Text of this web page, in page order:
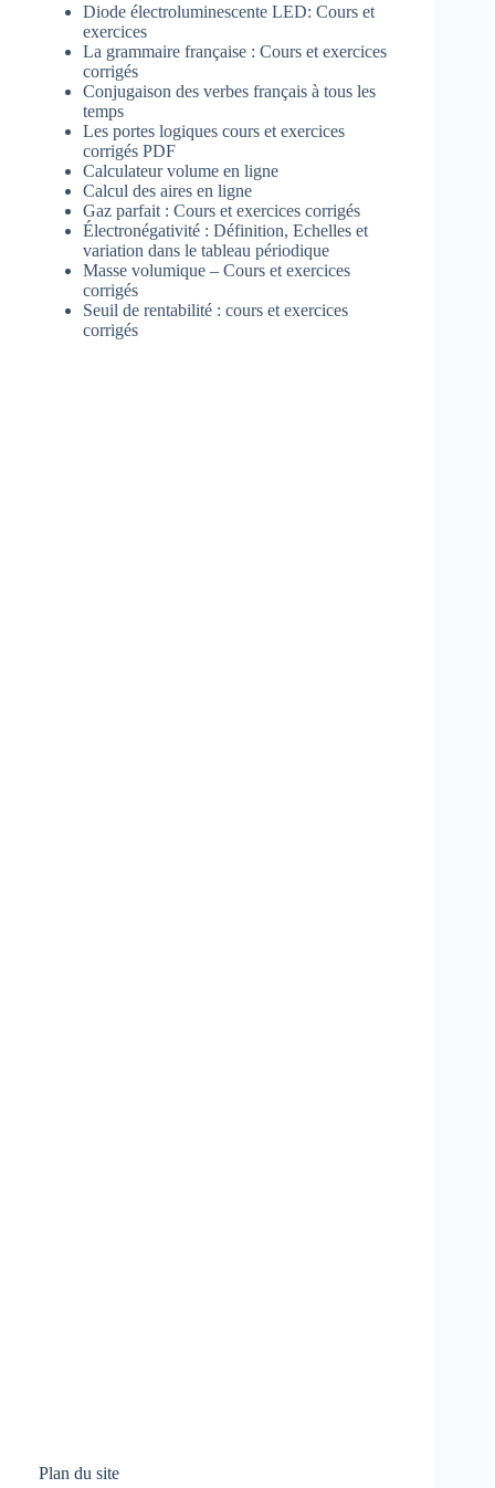
Diode électroluminescente LED: Cours et
exercices
La grammaire française : Cours et exercices
corrigés
Conjugaison des verbes français à tous les
temps
Les portes logiques cours et exercices
corrigés PDF
Calculateur volume en ligne
Calcul des aires en ligne
Gaz parfait : Cours et exercices corrigés
Électronégativité : Définition, Echelles et
variation dans le tableau périodique
Masse volumique – Cours et exercices
corrigés
Seuil de rentabilité : cours et exercices
corrigés
Plan du site